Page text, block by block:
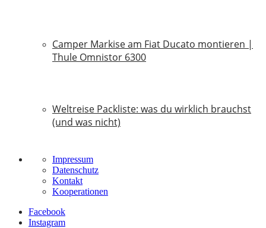
Camper Markise am Fiat Ducato montieren |
Thule Omnistor 6300
Weltreise Packliste: was du wirklich brauchst
(und was nicht)
Impressum
Datenschutz
Kontakt
Kooperationen
Facebook
Instagram